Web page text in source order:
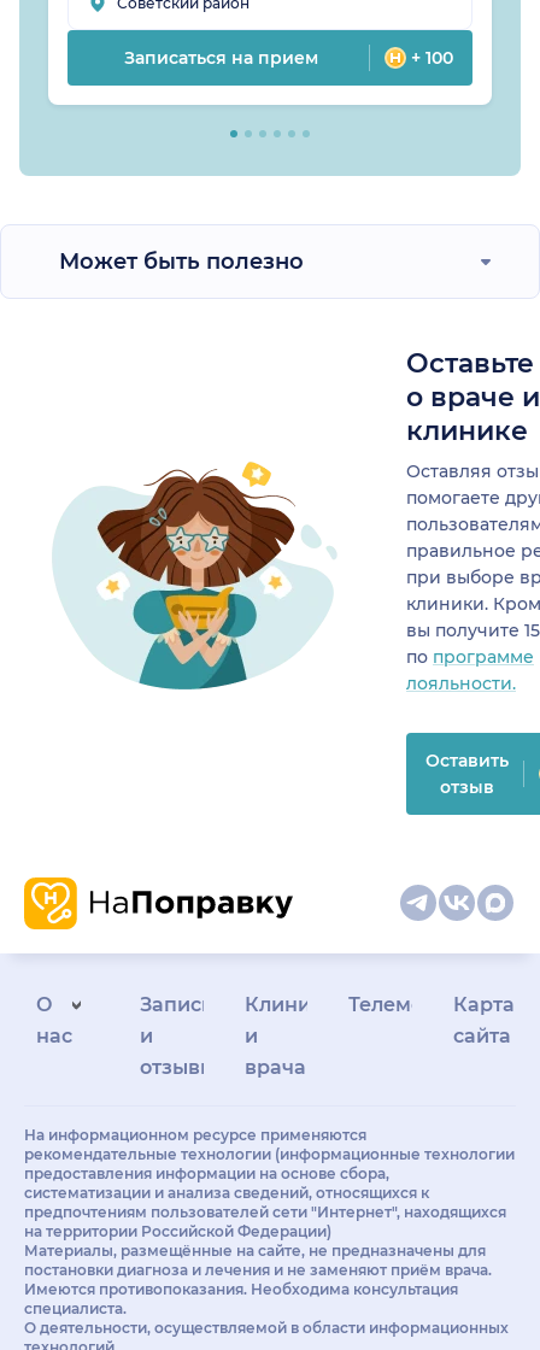
Записаться на прием + 100
Может быть полезно
о враче
клинике
Оставляя
помогаете
правильное
при выборе
клиники.
вы получите
по программе
лояльности.
Оставить
отзыв
О
нас
Запись
и
отзывы
Клиникам
и
врачам
Телемедицина
Карта
сайта
На информационном ресурсе применяются
рекомендательные технологии (информационные технологии
предоставления информации на основе сбора,
систематизации и анализа сведений, относящихся к
предпочтениям пользователей сети "Интернет", находящихся
на территории Российской Федерации)
Материалы, размещённые на сайте, не предназначены для
постановки диагноза и лечения и не заменяют приём врача.
Имеются противопоказания. Необходима консультация
специалиста.
О деятельности, осуществляемой в области информационных